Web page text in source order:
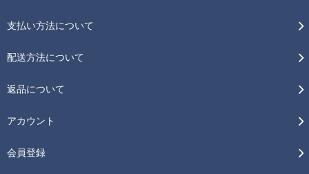
支払い方法について
配送方法について
返品について
アカウント
会員登録